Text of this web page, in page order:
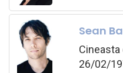
Sean
26/02/